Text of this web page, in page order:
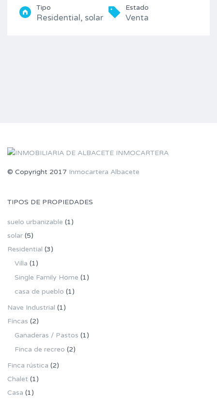
Tipo
Residential, solar
Estado
Venta
© Copyright 2017 Inmocartera Albacete
TIPOS DE PROPIEDADES
suelo urbanizable (1)
solar (5)
Residential (3)
Villa (1)
Single Family Home (1)
casa de pueblo (1)
Nave Industrial (1)
Fincas (2)
Ganaderas / Pastos (1)
Finca de recreo (2)
Finca rústica (2)
Chalet (1)
Casa (1)